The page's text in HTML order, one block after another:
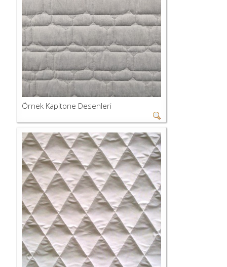
Örnek Kapitone Desenleri